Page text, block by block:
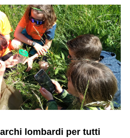
lombardi per tutti